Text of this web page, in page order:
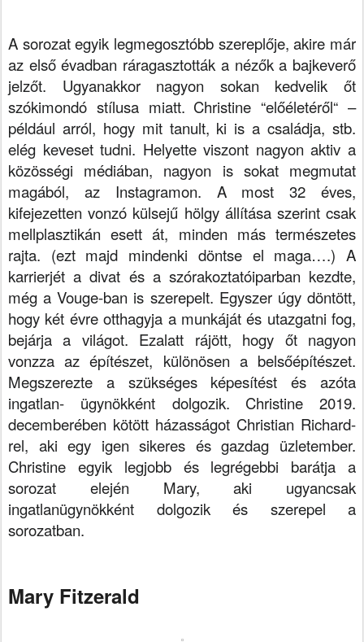
A sorozat egyik legmegosztóbb szereplője, akire már
az első évadban ráragasztották a nézők a bajkeverő
jelzőt. Ugyanakkor nagyon sokan kedvelik őt
szókimondó stílusa miatt. Christine “előéletéről“ –
például arról, hogy mit tanult, ki is a családja, stb.
elég keveset tudni. Helyette viszont nagyon aktiv a
közösségi médiában, nagyon is sokat megmutat
magából, az Instagramon. A most 32 éves,
kifejezetten vonzó külsejű hölgy állítása szerint csak
mellplasztikán esett át, minden más természetes
rajta. (ezt majd mindenki döntse el maga….) A
karrierjét a divat és a szórakoztatóiparban kezdte,
még a Vouge-ban is szerepelt. Egyszer úgy döntött,
hogy két évre otthagyja a munkáját és utazgatni fog,
bejárja a világot. Ezalatt rájött, hogy őt nagyon
vonzza az építészet, különösen a belsőépítészet.
Megszerezte a szükséges képesítést és azóta
ingatlan- ügynökként dolgozik.
Christine 2019.
decemberében kötött házasságot Christian Richard-
rel, aki egy igen sikeres és gazdag üzletember.
Christine egyik legjobb és legrégebbi barátja a
sorozat elején Mary, aki ugyancsak
ingatlanügynökként dolgozik és szerepel a
sorozatban.
Mary Fitzerald